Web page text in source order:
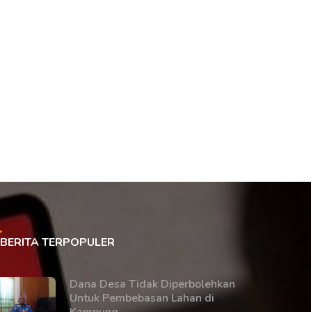
BERITA TERPOPULER
Dana Desa Tidak Diperbolehkan
Untuk Pembebasan Lahan di